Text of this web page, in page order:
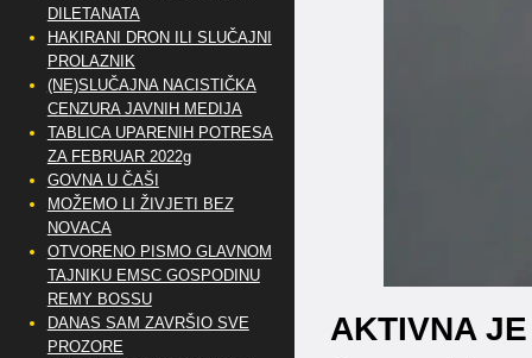
AKTIVNA
DILETANATA
HAKIRANI DRON ILI SLUČAJNI
PROLAZNIK
(NE)SLUČAJNA NACISTIČKA
CENZURA JAVNIH MEDIJA
TABLICA UPARENIH POTRESA
ZA FEBRUAR 2022g
GOVNA U ČAŠI
MOŽEMO LI ŽIVJETI BEZ
NOVACA
OTVORENO PISMO GLAVNOM
TAJNIKU EMSC GOSPODINU
REMY BOSSU
DANAS SAM ZAVRŠIO SVE
PROZORE